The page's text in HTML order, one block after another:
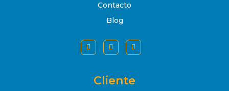
Contacto
Blog
Cliente